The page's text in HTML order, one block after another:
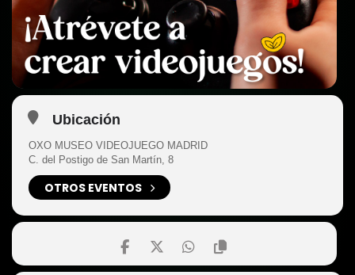
Ubicación
OXO MUSEO VIDEOJUEGO MADRID
C. del Postigo de San Martín, 8
OTROS EVENTOS